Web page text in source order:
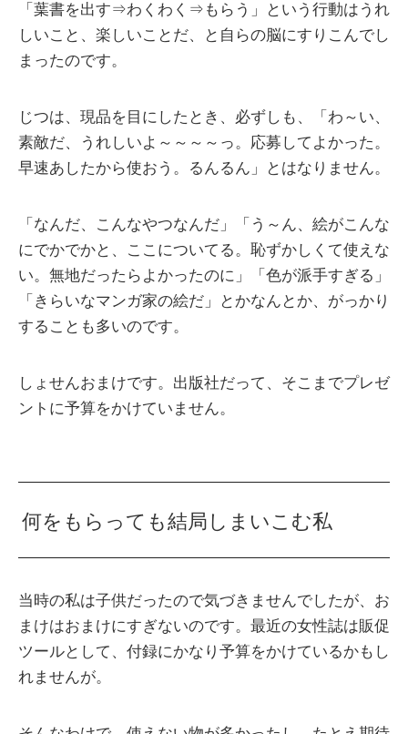
「葉書を出す⇒わくわく⇒もらう」という行動はうれ
しいこと、楽しいことだ、と自らの脳にすりこんでし
まったのです。
じつは、現品を目にしたとき、必ずしも、「わ～い、
素敵だ、うれしいよ～～～～っ。応募してよかった。
早速あしたから使おう。るんるん」とはなりません。
「なんだ、こんなやつなんだ」「う～ん、絵がこんな
にでかでかと、ここについてる。恥ずかしくて使えな
い。無地だったらよかったのに」「色が派手すぎる」
「きらいなマンガ家の絵だ」とかなんとか、がっかり
することも多いのです。
しょせんおまけです。出版社だって、そこまでプレゼ
ントに予算をかけていません。
何をもらっても結局しまいこむ私
当時の私は子供だったので気づきませんでしたが、お
まけはおまけにすぎないのです。最近の女性誌は販促
ツールとして、付録にかなり予算をかけているかもし
れませんが。